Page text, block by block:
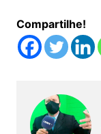
Compartilhe!